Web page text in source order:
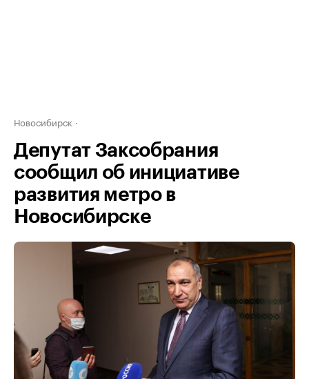
Новосибирск
Депутат Заксобрания
сообщил об инициативе
развития метро в
Новосибирске